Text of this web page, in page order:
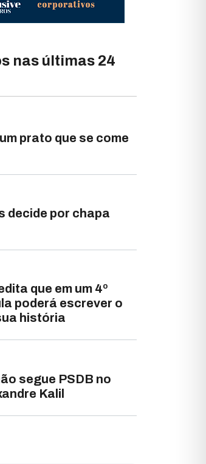
nas últimas 24
prato que se come
decide por chapa
que em um 4º
poderá escrever o
história
segue PSDB no
Kalil